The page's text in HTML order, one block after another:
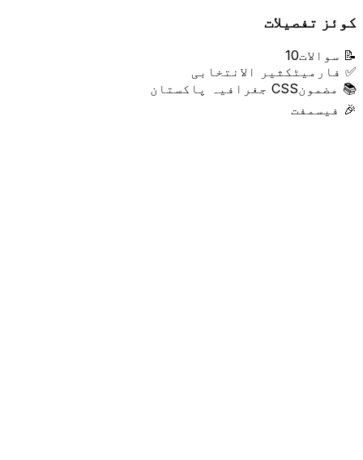
کوئز تفصیلات
📝 سوالات10
✅ فارمیٹ کثیر الانتخابی
📚 مضمونCSS جغرافیہ پاکستان
🎉 فیس مفت